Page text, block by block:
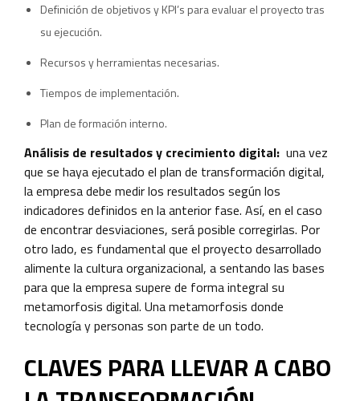
Definición de objetivos y KPI’s para evaluar el proyecto tras
su ejecución.
Recursos y herramientas necesarias.
Tiempos de implementación.
Plan de formación interno.
Análisis de resultados y crecimiento digital: una vez
que se haya ejecutado el plan de transformación digital,
la empresa debe medir los resultados según los
indicadores definidos en la anterior fase. Así, en el caso
de encontrar desviaciones, será posible corregirlas. Por
otro lado, es fundamental que el proyecto desarrollado
alimente la cultura organizacional, a sentando las bases
para que la empresa supere de forma integral su
metamorfosis digital. Una metamorfosis donde
tecnología y personas son parte de un todo.
CLAVES PARA LLEVAR A CABO